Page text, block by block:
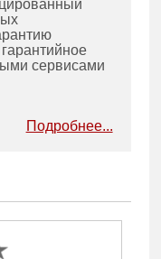
сервисами
Подробнее...